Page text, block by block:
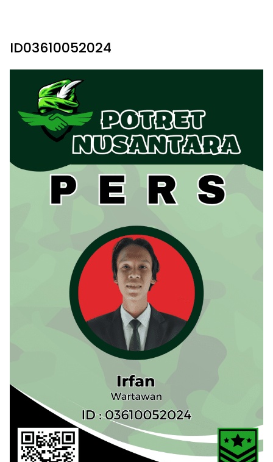
ID03610052024